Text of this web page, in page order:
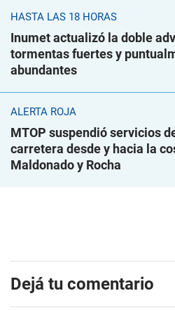
HASTA LAS 18 HORAS
Inumet actualizó la doble
tormentas fuertes y
abundantes
ALERTA ROJA
MTOP suspendió servicios
carretera desde y hacia la
Maldonado y Rocha
Dejá tu comentario